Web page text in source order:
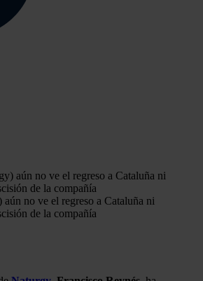
no ve el regreso a Cataluña ni
de la compañía